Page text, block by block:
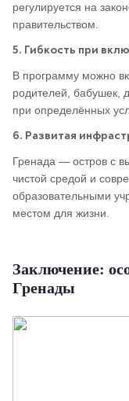
регулируется на
правительством.
5. Гибкость при
В программу можно
родителей, бабушек,
при определённых
6. Развитая
Гренада — остров с
чистой средой и
образовательными
местом для жизни.
Заключение:
Гренады